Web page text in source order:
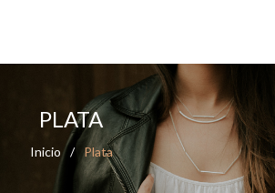
PLATA
Inicio / Plata